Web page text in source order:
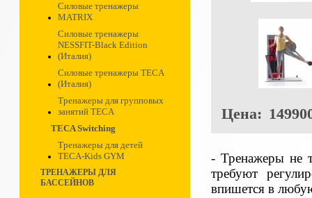
Силовые тренажеры
MATRIX
Силовые тренажеры
NESSFIT-Black Edition
(Италия)
Силовые тренажеры TECA
(Италия)
Тренажеры для групповых
занятий TECA
TECA Switching
Тренажеры для детей
TECA-Kids GYM
ТРЕНАЖЕРЫ ДЛЯ
БАССЕЙНОВ
Цена:
- Тренажеры не
требуют
впишется в